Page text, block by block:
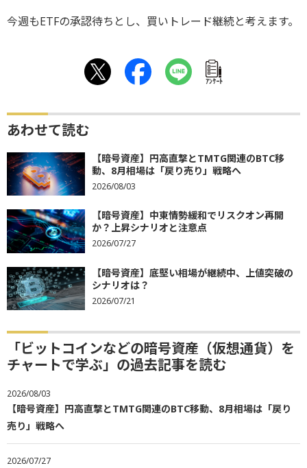
今週もETFの承認待ちとし、買いトレード継続と考えます。
ｱﾝｹｰﾄ
あわせて読む
【暗号資産】円高直撃とTMTG関連のBTC移
動、8月相場は「戻り売り」戦略へ
2026/08/03
【暗号資産】中東情勢緩和でリスクオン再開
か？上昇シナリオと注意点
2026/07/27
【暗号資産】底堅い相場が継続中、上値突破の
シナリオは？
2026/07/21
「ビットコインなどの暗号資産（仮想通貨）を
チャートで学ぶ」の過去記事を読む
2026/08/03
【暗号資産】円高直撃とTMTG関連のBTC移動、8月相場は「戻り
売り」戦略へ
2026/07/27